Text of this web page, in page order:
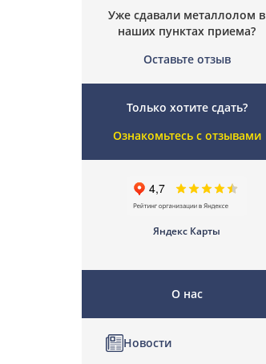
Уже сдавали металлолом в
наших пунктах приема?
Оставьте отзыв
Только хотите сдать?
Ознакомьтесь с отзывами
Яндекс Карты
О нас
Новости